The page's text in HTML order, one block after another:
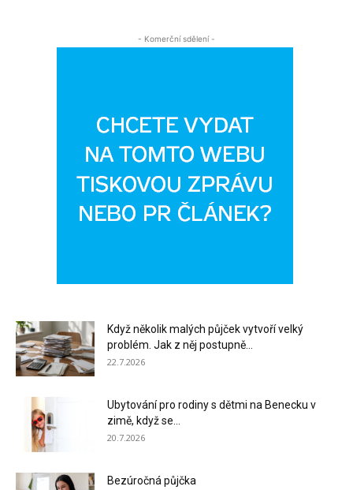
- Komerční sdělení -
Když několik malých půjček vytvoří velký
problém. Jak z něj postupně...
22.7.2026
Ubytování pro rodiny s dětmi na Benecku v
zimě, když se...
20.7.2026
Bezúročná půjčka